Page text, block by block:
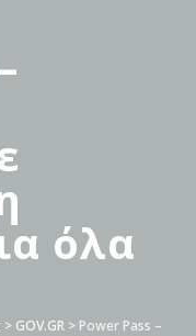
όλα
> GOV.GR > Power Pass –